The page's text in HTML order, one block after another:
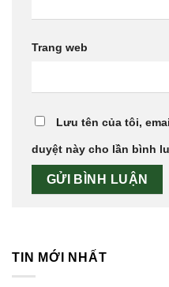
Trang web
Lưu tên của tôi,
duyệt này cho lần bình
TIN MỚI NHẤT